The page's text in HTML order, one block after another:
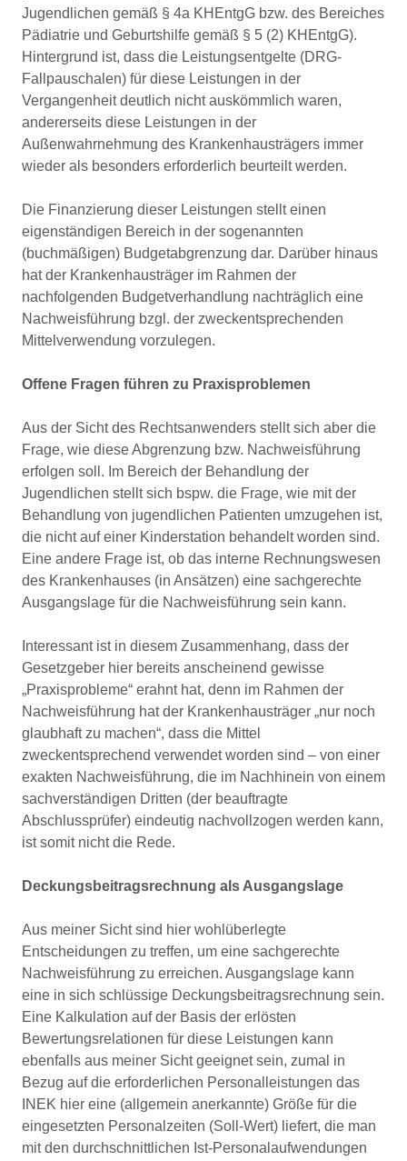
Jugendlichen gemäß § 4a KHEntgG bzw. des Bereiches
Pädiatrie und Geburtshilfe gemäß § 5 (2) KHEntgG).
Hintergrund ist, dass die Leistungsentgelte (DRG-
Fallpauschalen) für diese Leistungen in der
Vergangenheit deutlich nicht auskömmlich waren,
andererseits diese Leistungen in der
Außenwahrnehmung des Krankenhausträgers immer
wieder als besonders erforderlich beurteilt werden.
Die Finanzierung dieser Leistungen stellt einen
eigenständigen Bereich in der sogenannten
(buchmäßigen) Budgetabgrenzung dar. Darüber hinaus
hat der Krankenhausträger im Rahmen der
nachfolgenden Budgetverhandlung nachträglich eine
Nachweisführung bzgl. der zweckentsprechenden
Mittelverwendung vorzulegen.
Offene Fragen führen zu Praxisproblemen
Aus der Sicht des Rechtsanwenders stellt sich aber die
Frage, wie diese Abgrenzung bzw. Nachweisführung
erfolgen soll. Im Bereich der Behandlung der
Jugendlichen stellt sich bspw. die Frage, wie mit der
Behandlung von jugendlichen Patienten umzugehen ist,
die nicht auf einer Kinderstation behandelt worden sind.
Eine andere Frage ist, ob das interne Rechnungswesen
des Krankenhauses (in Ansätzen) eine sachgerechte
Ausgangslage für die Nachweisführung sein kann.
Interessant ist in diesem Zusammenhang, dass der
Gesetzgeber hier bereits anscheinend gewisse
„Praxisprobleme“ erahnt hat, denn im Rahmen der
Nachweisführung hat der Krankenhausträger „nur noch
glaubhaft zu machen“, dass die Mittel
zweckentsprechend verwendet worden sind – von einer
exakten Nachweisführung, die im Nachhinein von einem
sachverständigen Dritten (der beauftragte
Abschlussprüfer) eindeutig nachvollzogen werden kann,
ist somit nicht die Rede.
Deckungsbeitragsrechnung als Ausgangslage
Aus meiner Sicht sind hier wohlüberlegte
Entscheidungen zu treffen, um eine sachgerechte
Nachweisführung zu erreichen. Ausgangslage kann
eine in sich schlüssige Deckungsbeitragsrechnung sein.
Eine Kalkulation auf der Basis der erlösten
Bewertungsrelationen für diese Leistungen kann
ebenfalls aus meiner Sicht geeignet sein, zumal in
Bezug auf die erforderlichen Personalleistungen das
INEK hier eine (allgemein anerkannte) Größe für die
eingesetzten Personalzeiten (Soll-Wert) liefert, die man
mit den durchschnittlichen Ist-Personalaufwendungen